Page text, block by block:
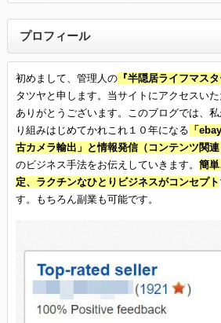
プロフィール
初めまして、管理人の『半隠居ライフマスタ
タツヤと申します。当サイトにアクセスいた
ありがとうございます。このブログでは、私
り組みはじめてかれこれ１０年になる 「
古カメラ輸出」と情報発信（コンテンツ関連
のビジネス手法をお伝えしていきます。 簡
定、ラクチンなひとりビジネスがコンセプト
す。もちろん副業も可能です。